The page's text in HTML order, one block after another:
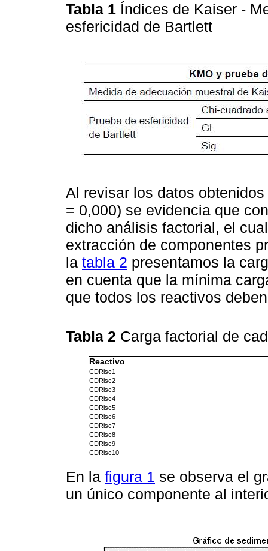
Tabla 1 Índices de Kaiser -
esfericidad de Bartlett
Al revisar los datos
= 0,000) se evidencia que
dicho análisis factorial, el
extracción de componentes
la tabla 2 presentamos la
en cuenta que la mínima
que todos los reactivos
Tabla 2 Carga factorial de
Reactivo
CDRisc1
CDRisc2
CDRisc3
CDRisc4
CDRisc5
CDRisc6
CDRisc7
CDRisc8
CDRisc9
CDRisc10
En la figura 1 se observa el
un único componente al